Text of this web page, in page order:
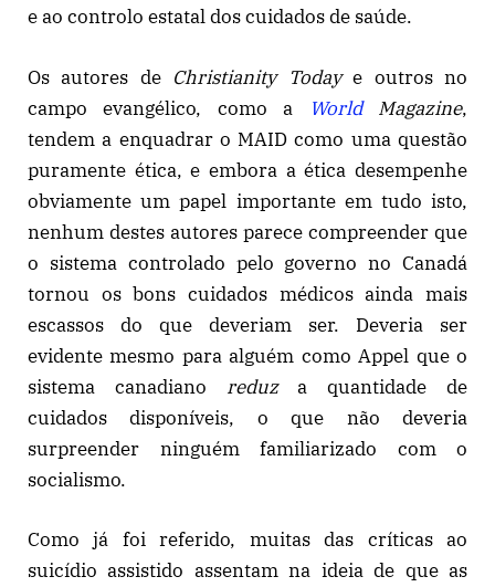
e ao controlo estatal dos cuidados de saúde.
Os autores de Christianity Todaye outros no
campo evangélico, como a
World Magazine,
tendem a enquadrar o MAID como uma questão
puramente ética, e embora a ética desempenhe
obviamente um papel importante em tudo isto,
nenhum destes autores parece compreender que
o sistema controlado pelo governo no Canadá
tornou os bons cuidados médicos ainda mais
escassos do que deveriam ser. Deveria ser
evidente mesmo para alguém como Appel que o
sistema canadiano reduza quantidade de
cuidados disponíveis, o que não deveria
surpreender ninguém familiarizado com o
socialismo.
Como já foi referido, muitas das críticas ao
suicídio assistido assentam na ideia de que as